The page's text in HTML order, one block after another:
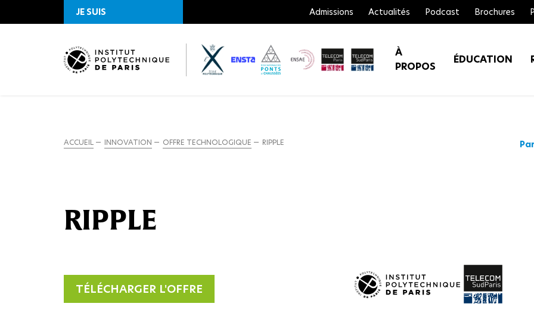
JE SUIS Admissions Actualités Podcast Brochures
À
PROPOS
ÉDUCATION
ACCUEIL INNOVATION OFFRE TECHNOLOGIQUE RIPPLE
RIPPLE
TÉLÉCHARGER L'OFFRE